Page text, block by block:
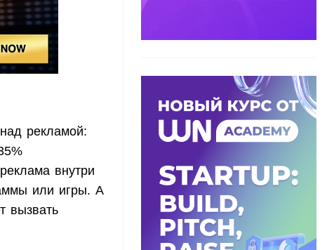
рекламой:
внутри
или игры. А
вызвать